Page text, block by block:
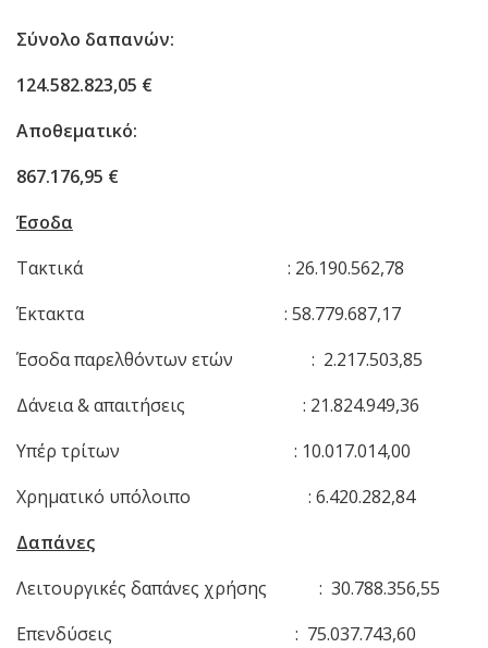
Σύνολο δαπανών:
124.582.823,05 €
Αποθεματικό:
867.176,95 €
Έσοδα
Τακτικά : 26.190.562,78
Έκτακτα : 58.779.687,17
Έσοδα παρελθόντων ετών : 2.217.503,85
Δάνεια & απαιτήσεις : 21.824.949,36
Υπέρ τρίτων : 10.017.014,00
Χρηματικό υπόλοιπο : 6.420.282,84
Δαπάνες
Λειτουργικές δαπάνες χρήσης : 30.788.356,55
Επενδύσεις : 75.037.743,60